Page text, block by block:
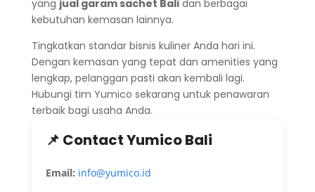
yang jual garam sachet Balidan berbagai
kebutuhan kemasan lainnya.
Tingkatkan standar bisnis kuliner Anda hari ini.
Dengan kemasan yang tepat dan amenities yang
lengkap, pelanggan pasti akan kembali lagi.
Hubungi tim Yumico sekarang untuk penawaran
terbaik bagi usaha Anda.
📌 Contact Yumico Bali
Email: info@yumico.id